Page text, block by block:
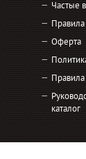
Частые
Правила
Оферта
каталог